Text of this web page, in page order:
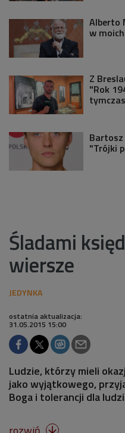
Alberto
w
Z
"Rok
Bartosz
"Trójki
Śladami
wiersze
ostatnia aktualizacja:
31.05.2015 15:00
Ludzie, którzy mieli
jako wyjątkowego,
Boga i tolerancji dla
